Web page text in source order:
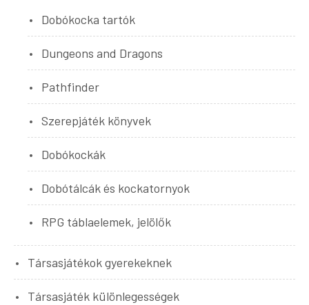
Dobókocka tartók
Dungeons and Dragons
Pathfinder
Szerepjáték könyvek
Dobókockák
Dobótálcák és kockatornyok
RPG táblaelemek, jelölők
Társasjátékok gyerekeknek
Társasjáték különlegességek